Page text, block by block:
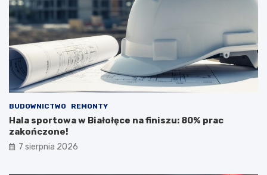
BUDOWNICTWO REMONTY
Hala sportowa w Białołęce na finiszu: 80% prac
zakończone!
7 sierpnia 2026